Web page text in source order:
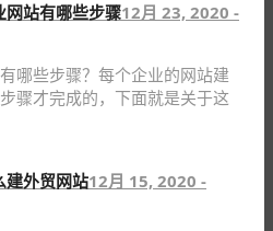
网站有哪些步骤12月 23, 2020 -
哪些步骤？每个企业的网站建
骤才完成的，下面就是关于这
建外贸网站12月 15, 2020 -